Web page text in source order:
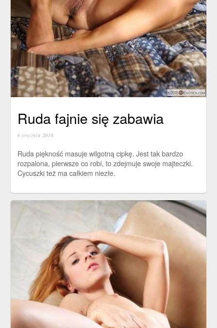
Ruda fajnie się zabawia
6 stycznia 2016
Ruda piękność masuje wilgotną cipkę. Jest tak bardzo
rozpalona, pierwsze co robi, to zdejmuje swoje majteczki.
Cycuszki też ma całkiem niezłe.